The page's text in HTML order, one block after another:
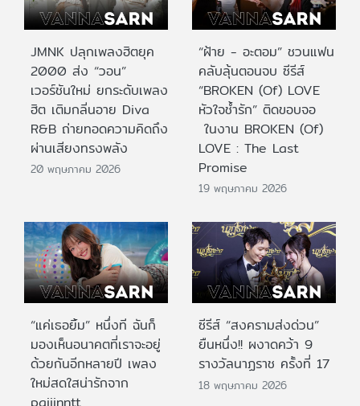
JMNK ปลุกเพลงฮิตยุค
2000 ส่ง “วอน”
เวอร์ชันใหม่ ยกระดับเพลง
ฮิต เติมกลิ่นอาย Diva
R&B ถ่ายทอดความคิดถึง
ผ่านเสียงทรงพลัง
20 พฤษภาคม 2026
“ฝ้าย - อะตอม” ชวนแฟน
คลับลุ้นตอนจบ ซีรีส์
“BROKEN (Of) LOVE
หัวใจช้ำรัก” ติดขอบจอ
ในงาน BROKEN (Of)
LOVE : The Last
Promise
19 พฤษภาคม 2026
“แค่เธอยิ้ม” หนึ่งที ฉันก็
มองเห็นอนาคตที่เราจะอยู่
ด้วยกันอีกหลายปี เพลง
ใหม่สดใสน่ารักจาก
ซีรีส์ “สงครามส่งด่วน”
ยืนหนึ่ง!! ผงาดคว้า 9
รางวัลนาฏราช ครั้งที่ 17
18 พฤษภาคม 2026